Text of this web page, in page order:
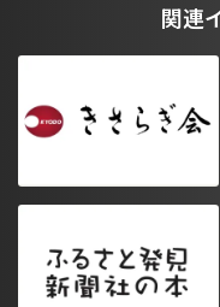
関連